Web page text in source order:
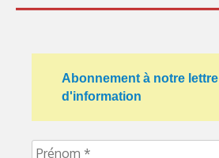
Abonnement à notre lettre
d'information